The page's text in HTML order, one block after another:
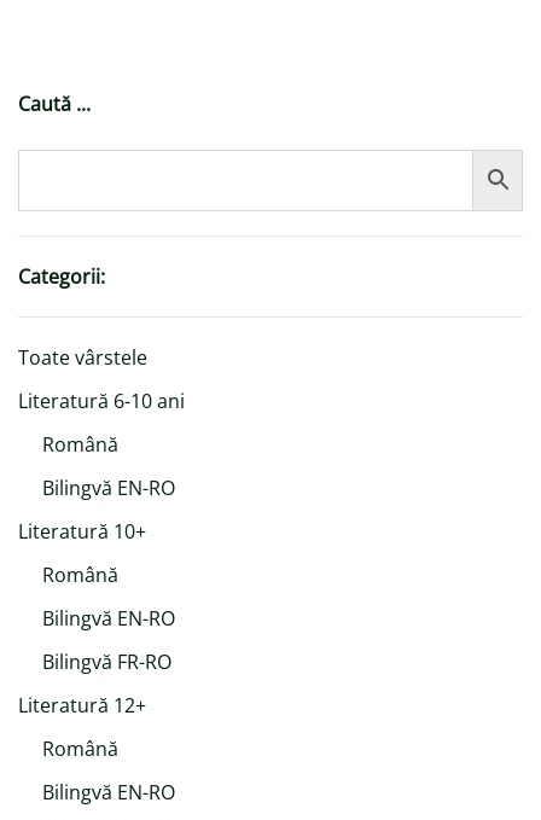
Caută ...
Categorii:
Toate vârstele
Literatură 6-10 ani
Română
Bilingvă EN-RO
Literatură 10+
Română
Bilingvă EN-RO
Bilingvă FR-RO
Literatură 12+
Română
Bilingvă EN-RO